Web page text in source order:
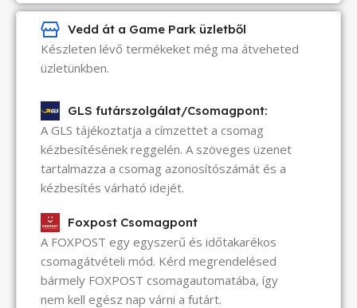
Vedd át a Game Park üzletből
Készleten lévő termékeket még ma átveheted
üzletünkben.
GLS futárszolgálat/Csomagpont:
A GLS tájékoztatja a címzettet a csomag
kézbesítésének reggelén. A szöveges üzenet
tartalmazza a csomag azonosítószámát és a
kézbesítés várható idejét.
Foxpost Csomagpont
A FOXPOST egy egyszerű és időtakarékos
csomagátvételi mód. Kérd megrendelésed
bármely FOXPOST csomagautomatába, így
nem kell egész nap várni a futárt.